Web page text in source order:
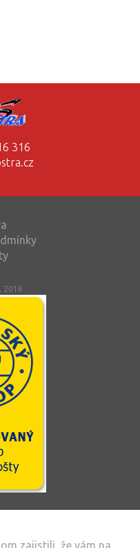
316
2016
zajistili, že vám na